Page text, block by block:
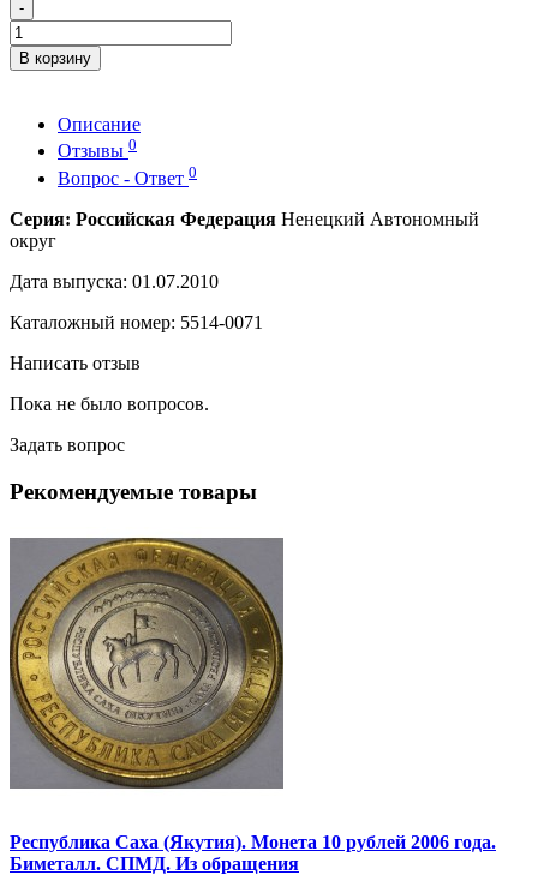
-
В корзину
Описание
Отзывы 0
Вопрос - Ответ 0
Серия: Российская Федерация Ненецкий Автономный
округ
Дата выпуска: 01.07.2010
Каталожный номер: 5514-0071
Написать отзыв
Пока не было вопросов.
Задать вопрос
Рекомендуемые товары
Республика Саха (Якутия). Монета 10 рублей 2006 года.
Биметалл. СПМД. Из обращения